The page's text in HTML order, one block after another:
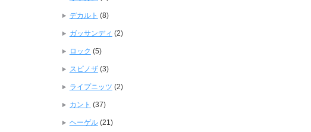
デカルト (8)
ガッサンディ (2)
ロック (5)
スピノザ(3)
ライプニッツ (2)
カント (37)
ヘーゲル(21)